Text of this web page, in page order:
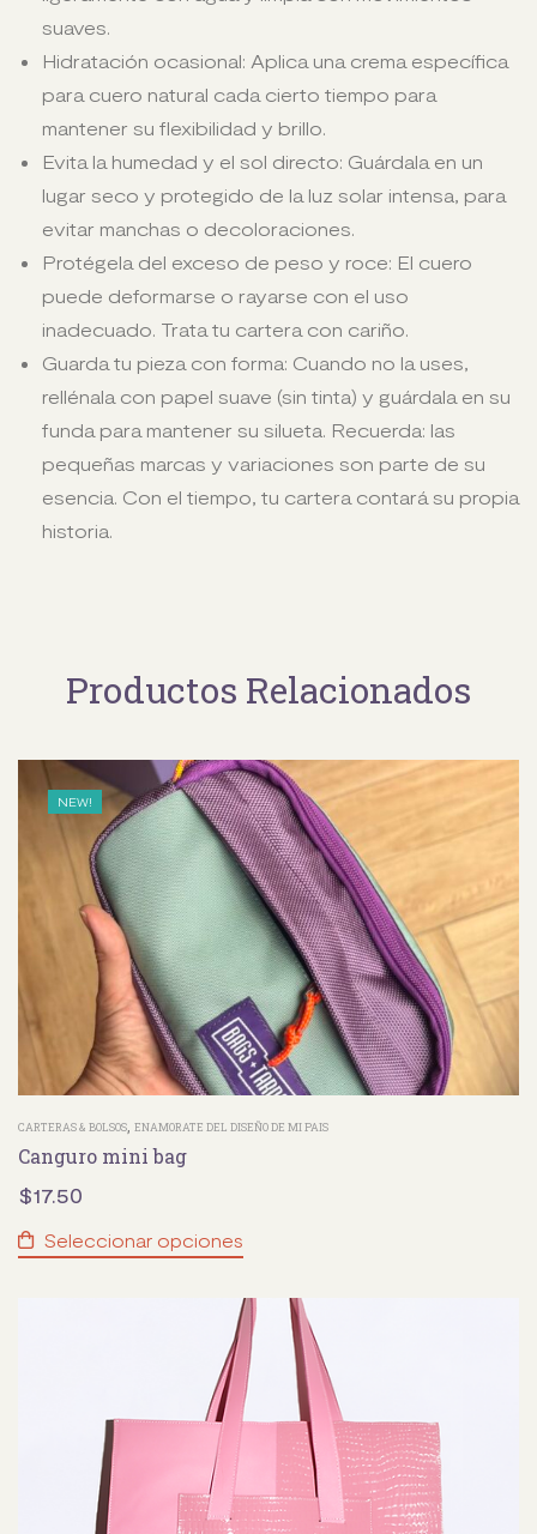
suaves.
Hidratación ocasional: Aplica una crema específica
para cuero natural cada cierto tiempo para
mantener su flexibilidad y brillo.
Evita la humedad y el sol directo: Guárdala en un
lugar seco y protegido de la luz solar intensa, para
evitar manchas o decoloraciones.
Protégela del exceso de peso y roce: El cuero
puede deformarse o rayarse con el uso
inadecuado. Trata tu cartera con cariño.
Guarda tu pieza con forma: Cuando no la uses,
rellénala con papel suave (sin tinta) y guárdala en su
funda para mantener su silueta. Recuerda: las
pequeñas marcas y variaciones son parte de su
esencia. Con el tiempo, tu cartera contará su propia
historia.
Productos Relacionados
NEW!
CARTERAS & BOLSOS ENAMORATE DEL DISEÑO DE MI PAIS
Canguro mini bag
$17.50
Seleccionar opciones